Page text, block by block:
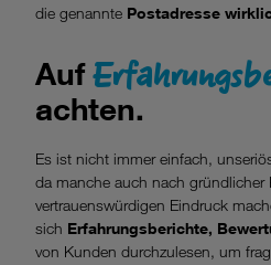
die genannte Postadresse
Auf
achten.
Es ist nicht immer einfach,
da manche auch nach gründlicher
vertrauenswürdigen Eindruck
sich Erfahrungsberichte,
von Kunden durchzulesen, um